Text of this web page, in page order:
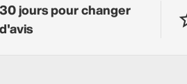
30 jours pour changer
d'avis